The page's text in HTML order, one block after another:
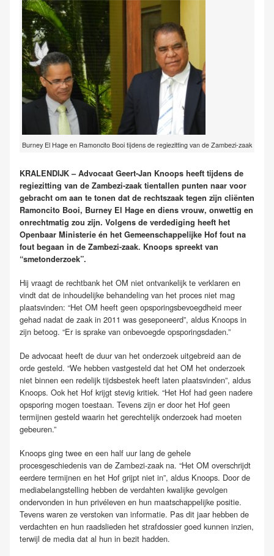
Burney El Hage en Ramoncito Booi tijdens de regiezitting van de Zambezi-zaak
KRALENDIJK – Advocaat Geert-Jan Knoops heeft tijdens de
regiezitting van de Zambezi-zaak tientallen punten naar voor
gebracht om aan te tonen dat de rechtszaak tegen zijn cliënten
Ramoncito Booi, Burney El Hage en diens vrouw, onwettig en
onrechtmatig zou zijn. Volgens de verdediging heeft het
Openbaar Ministerie én het Gemeenschappelijke Hof fout na
fout begaan in de Zambezi-zaak. Knoops spreekt van
“smetonderzoek”.
Hij vraagt de rechtbank het OM niet ontvankelijk te verklaren en
vindt dat de inhoudelijke behandeling van het proces niet mag
plaatsvinden: “Het OM heeft geen opsporingsbevoegdheid meer
gehad nadat de zaak in 2011 was geseponeerd”, aldus Knoops in
zijn betoog. “Er is sprake van onbevoegde opsporingsdaden.”
De advocaat heeft de duur van het onderzoek uitgebreid aan de
orde gesteld. “We hebben vastgesteld dat het OM het onderzoek
niet binnen een redelijk tijdsbestek heeft laten plaatsvinden”, aldus
Knoops. Ook het Hof krijgt stevig kritiek. “Het Hof had geen nadere
opsporing mogen toestaan. Tevens zijn er door het Hof geen
termijnen gesteld waarin het gerechtelijk onderzoek had moeten
gebeuren.”
Knoops ging twee en een half uur lang de gehele
procesgeschiedenis van de Zambezi-zaak na. “Het OM overschrijdt
eerdere termijnen en het Hof grijpt niet in”, aldus Knoops. Door de
mediabelangstelling hebben de verdahten kwalijke gevolgen
ondervonden in hun privéleven en hun maatschappelijke positie.
Tevens waren ze verstoken van informatie. Pas dit jaar hebben de
verdachten en hun raadslieden het strafdossier goed kunnen inzien,
terwijl de media dat al hun in bezit hadden.